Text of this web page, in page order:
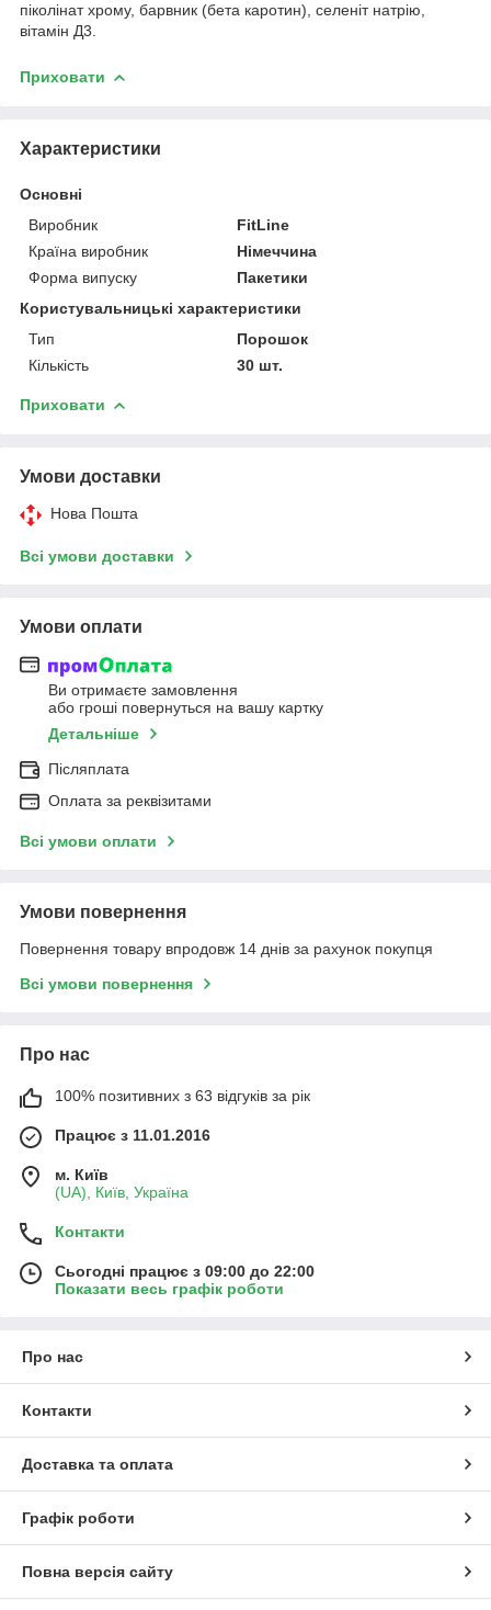
піколінат хрому, барвник (бета каротин), селеніт натрію,
вітамін Д3.
Приховати
Характеристики
Основні
Виробник
FitLine
Країна виробник
Німеччина
Форма випуску
Пакетики
Користувальницькі характеристики
Тип
Порошок
Кількість
30 шт.
Приховати
Умови доставки
Нова Пошта
Всі умови доставки
Умови оплати
Ви отримаєте замовлення
або гроші повернуться на вашу картку
Детальніше
Післяплата
Оплата за реквізитами
Всі умови оплати
Умови повернення
Повернення товару впродовж 14 днів за рахунок покупця
Всі умови повернення
Про нас
100% позитивних з 63 відгуків за рік
Працює з 11.01.2016
м. Київ
(UA), Київ, Україна
Контакти
Сьогодні працює з 09:00 до 22:00
Показати весь графік роботи
Про нас
Контакти
Доставка та оплата
Графік роботи
Повна версія сайту